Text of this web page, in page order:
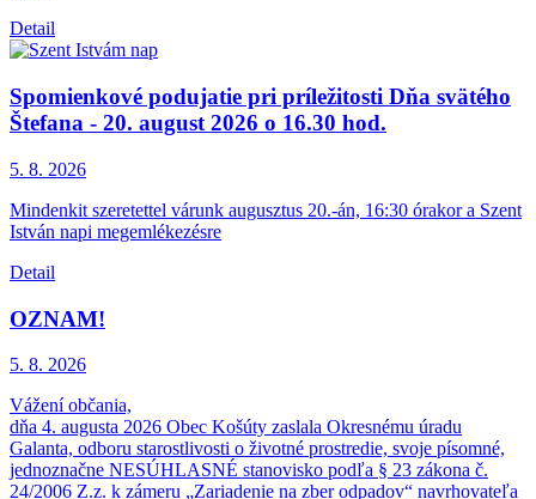
Detail
Spomienkové podujatie pri príležitosti Dňa svätého
Štefana - 20. august 2026 o 16.30 hod.
5. 8. 2026
Mindenkit szeretettel várunk augusztus 20.-án, 16:30 órakor a Szent
István napi megemlékezésre
Detail
OZNAM!
5. 8. 2026
Vážení občania,
dňa 4. augusta 2026 Obec Košúty zaslala Okresnému úradu
Galanta, odboru starostlivosti o životné prostredie, svoje písomné,
jednoznačne NESÚHLASNÉ stanovisko podľa § 23 zákona č.
24/2006 Z.z. k zámeru „Zariadenie na zber odpadov“ navrhovateľa